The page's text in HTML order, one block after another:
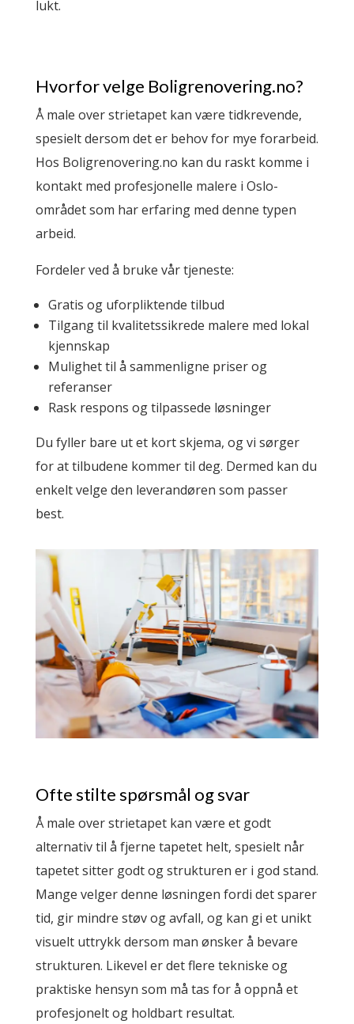
lukt.
Hvorfor velge Boligrenovering.no?
Å male over strietapet kan være tidkrevende,
spesielt dersom det er behov for mye forarbeid.
Hos Boligrenovering.no kan du raskt komme i
kontakt med profesjonelle malere i Oslo-
området som har erfaring med denne typen
arbeid.
Fordeler ved å bruke vår tjeneste:
Gratis og uforpliktende tilbud
Tilgang til kvalitetssikrede malere med lokal
kjennskap
Mulighet til å sammenligne priser og
referanser
Rask respons og tilpassede løsninger
Du fyller bare ut et kort skjema, og vi sørger
for at tilbudene kommer til deg. Dermed kan du
enkelt velge den leverandøren som passer
best.
Ofte stilte spørsmål og svar
Å male over strietapet kan være et godt
alternativ til å fjerne tapetet helt, spesielt når
tapetet sitter godt og strukturen er i god stand.
Mange velger denne løsningen fordi det sparer
tid, gir mindre støv og avfall, og kan gi et unikt
visuelt uttrykk dersom man ønsker å bevare
strukturen. Likevel er det flere tekniske og
praktiske hensyn som må tas for å oppnå et
profesjonelt og holdbart resultat.